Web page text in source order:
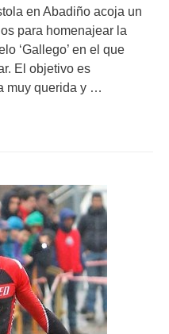
en Abadiño acoja un
para homenajear la
‘Gallego’ en el que
El objetivo es
muy querida y …